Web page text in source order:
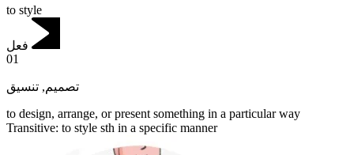
to style
فعل
01
تصميم, تنسيق
to design, arrange, or present something in a particular way
Transitive: to style sth in a specific manner